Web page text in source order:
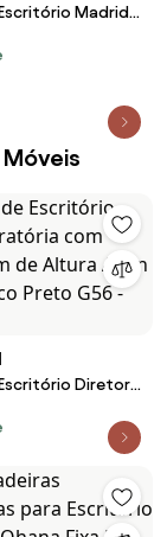
Madrid
- Preto
Diretor
Regulagem de
Sintético Preto